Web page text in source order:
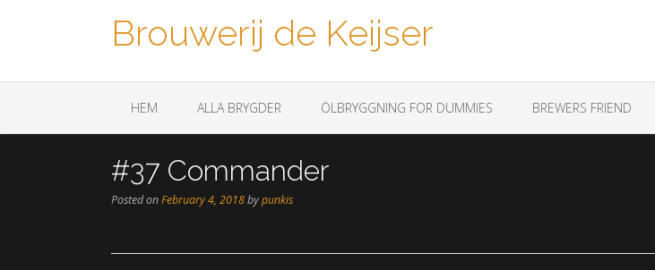
Brouwerij de Keijser
HEM ALLA BRYGDER ÖLBRYGGNING FOR DUMMIES BREWERS FRIEND
#37 Commander
Posted onFebruary 4, 2018bypunkis